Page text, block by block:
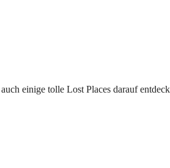
einige tolle Lost Places darauf